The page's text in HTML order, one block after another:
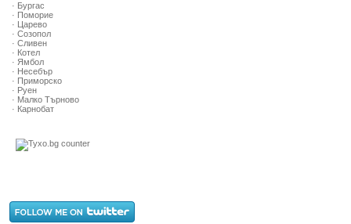
· Бургас
· Поморие
· Царево
· Созопол
· Сливен
· Котел
· Ямбол
· Несебър
· Приморско
· Руен
· Малко Търново
· Карнобат